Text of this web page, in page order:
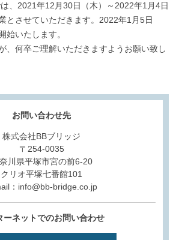
、2021年12月30日（木）～2022年1月4日
とさせていただきます。2022年1月5日
始いたします。
、何卒ご理解いただきますようお願い致し
お問い合わせ先
株式会社BBブリッジ
〒254-0035
川県平塚市宮の前6-20
クリオ平塚七番館101
：info@bb-bridge.co.jp
ーネットでのお問い合わせ